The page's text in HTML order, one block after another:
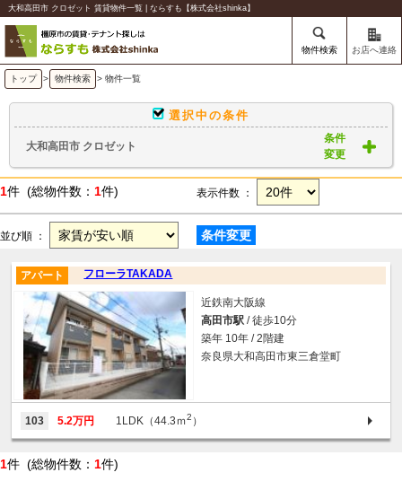
大和高田市 クロゼット 賃貸物件一覧 | ならすも【株式会社shinka】
物件検索 お店へ連絡
トップ > 物件検索 > 物件一覧
選択中の条件
大和高田市 クロゼット
条件
変更
1件 (総物件数： 1件) 表示件数 ：
並び順 ： 条件変更
フローラTAKADA
アパート
近鉄南大阪線
高田市駅 / 徒歩10分
築年 10年 / 2階建
奈良県大和高田市東三倉堂町
103 5.2万円 1LDK（44.3ｍ2 ）
1件 (総物件数： 1件)